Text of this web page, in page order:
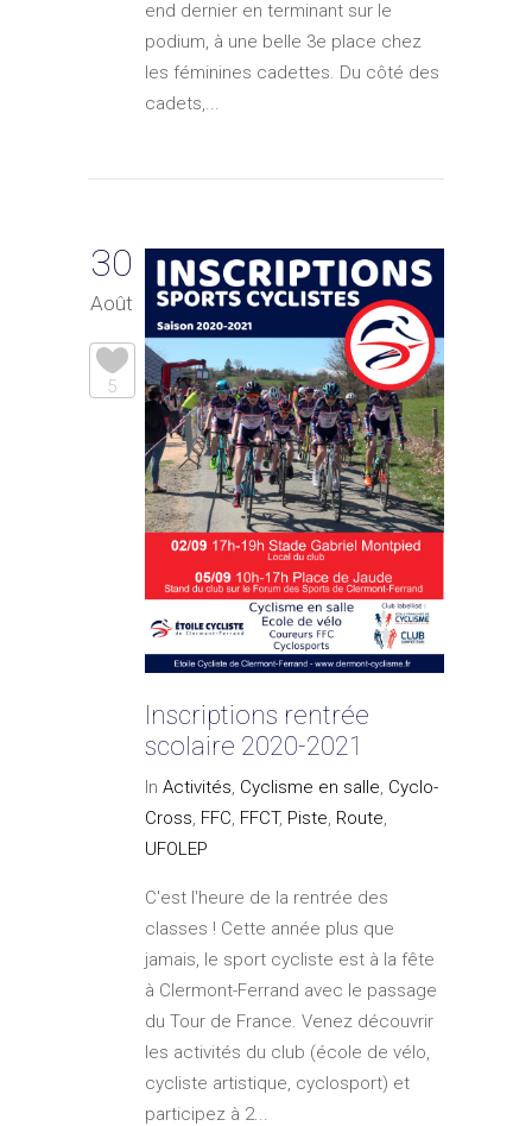
end dernier en terminant sur le
podium, à une belle 3e place chez
les féminines cadettes. Du côté des
cadets,...
30
Août
5
Inscriptions rentrée
scolaire 2020-2021
In Activités Cyclisme en salle Cyclo-
Cross FFC FFCT, Piste Route
UFOLEP
C'est l'heure de la rentrée des
classes ! Cette année plus que
jamais, le sport cycliste est à la fête
à Clermont-Ferrand avec le passage
du Tour de France. Venez découvrir
les activités du club (école de vélo,
cycliste artistique, cyclosport) et
participez à 2...